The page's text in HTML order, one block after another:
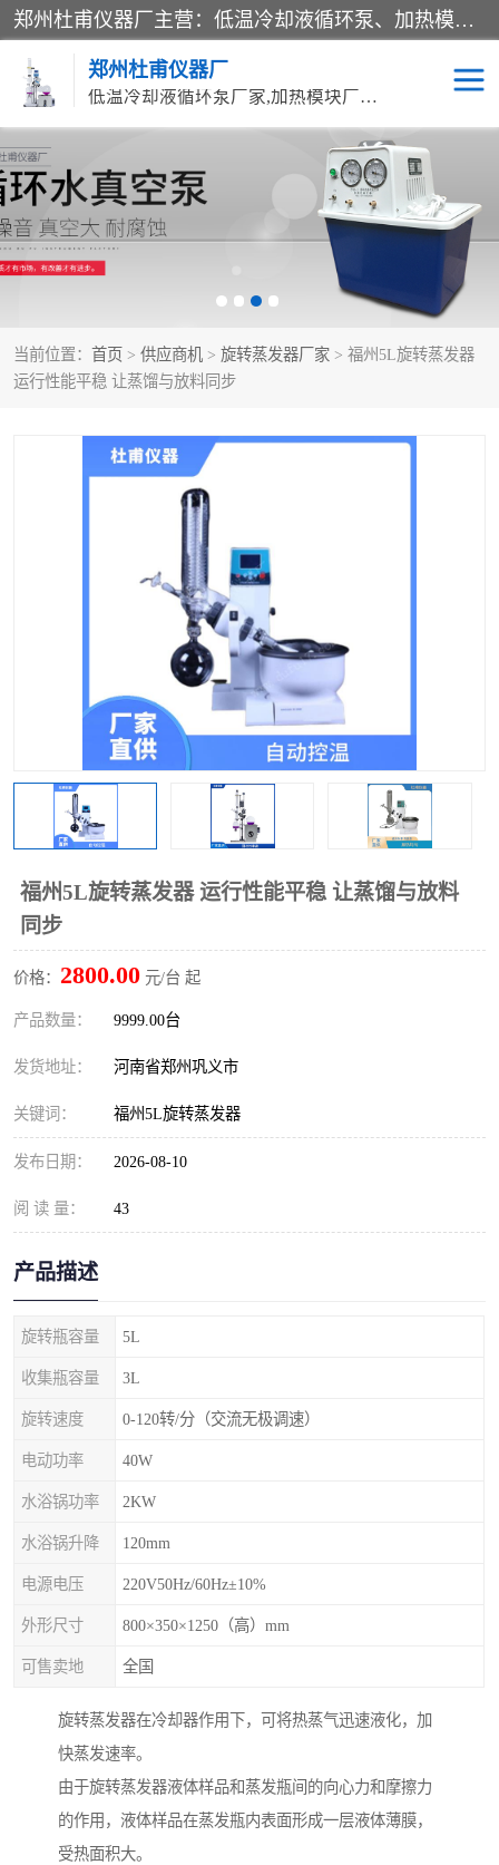
郑州杜甫仪器厂主营：低温冷却液循环泵、加热模块、水热合成反应釜、水油浴锅、旋转蒸发器、循环水真空泵等产品。郑州杜甫仪器厂在众多的教学仪器行业中依靠科技力量扬长避短、迅速发展，成为国家教委*生产教学仪器的厂家，产品具有国内良好水平，主导产品通过ISO9002质量认证。
郑州杜甫仪器厂
低温冷却液循环泵厂家,加热模块厂家,水热合成反应釜厂家,水油浴锅厂家,旋转蒸发器厂家
当前位置： 首页 > 供应商机 > 旋转蒸发器厂家 > 福州5L旋转蒸发器
运行性能平稳 让蒸馏与放料同步
福州5L旋转蒸发器 运行性能平稳 让蒸馏与放料
同步
价格： 2800.00 元/台 起
产品数量： 9999.00台
发货地址： 河南省郑州巩义市
关键词： 福州5L旋转蒸发器
发布日期： 2026-08-10
阅 读 量： 43
产品描述
旋转瓶容量 5L
收集瓶容量 3L
旋转速度 0-120转/分（交流无极调速）
电动功率 40W
水浴锅功率 2KW
水浴锅升降 120mm
电源电压 220V50Hz/60Hz±10%
外形尺寸 800×350×1250（高）mm
可售卖地 全国
旋转蒸发器在冷却器作用下，可将热蒸气迅速液化，加
快蒸发速率。
由于旋转蒸发器液体样品和蒸发瓶间的向心力和摩擦力
的作用，液体样品在蒸发瓶内表面形成一层液体薄膜，
受热面积大。
循环水真空泵厂家 水热合成反应釜厂家
低温冷却液循环泵厂家 加热模块厂家
气流烘干器
旋转蒸发器厂家 双层玻璃反应釜10L
高温循环油浴锅母
单层玻璃反应釜